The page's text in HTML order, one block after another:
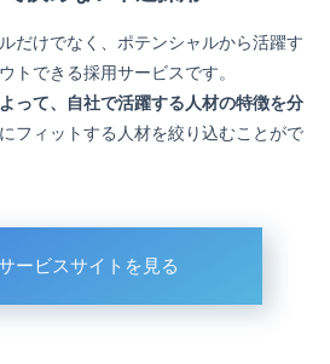
だけでなく、ポテンシャルから活躍す
トできる採用サービスです。
って、自社で活躍する人材の特徴を分
フィットする人材を絞り込むことがで
ービスサイトを見る